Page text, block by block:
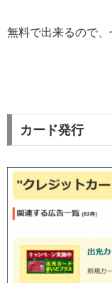
無料で出来るので、
カード発行